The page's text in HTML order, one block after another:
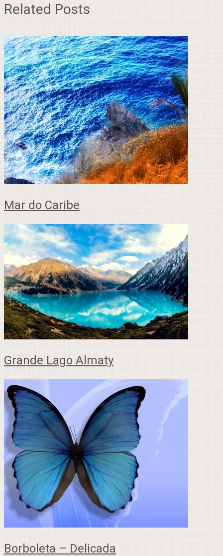
Related Posts
Mar do Caribe
Grande Lago Almaty
Borboleta – Delicada